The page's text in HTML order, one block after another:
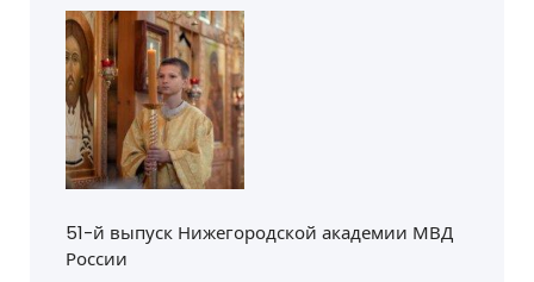
51-й выпуск Нижегородской академии МВД
России